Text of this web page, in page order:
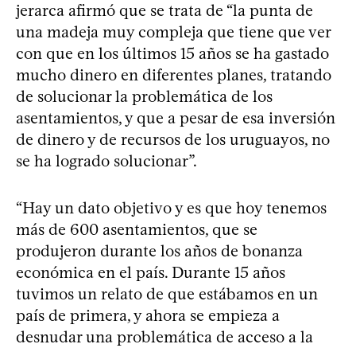
jerarca afirmó que se trata de “la punta de
una madeja muy compleja que tiene que ver
con que en los últimos 15 años se ha gastado
mucho dinero en diferentes planes, tratando
de solucionar la problemática de los
asentamientos, y que a pesar de esa inversión
de dinero y de recursos de los uruguayos, no
se ha logrado solucionar”.
“Hay un dato objetivo y es que hoy tenemos
más de 600 asentamientos, que se
produjeron durante los años de bonanza
económica en el país. Durante 15 años
tuvimos un relato de que estábamos en un
país de primera, y ahora se empieza a
desnudar una problemática de acceso a la